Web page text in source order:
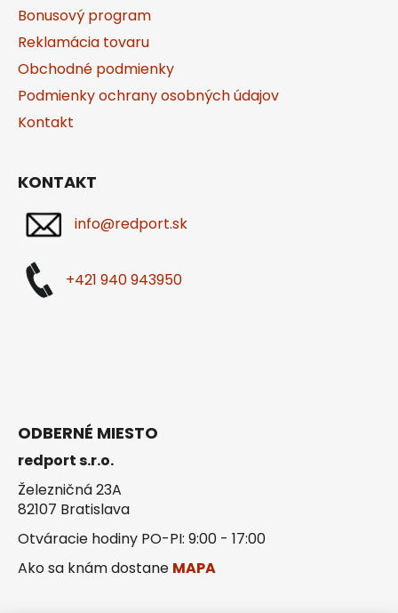
Bonusový program
Reklamácia tovaru
Obchodné podmienky
Podmienky ochrany osobných údajov
Kontakt
KONTAKT
info@redport.sk
+421 940 943950
ODBERNÉ MIESTO
redport s.r.o.
Železničná 23A
82107 Bratislava
Otváracie hodiny PO-PI: 9:00 - 17:00
Ako sa knám dostane MAPA